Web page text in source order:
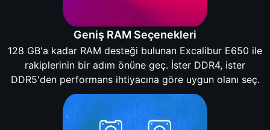
Geniş RAM Seçenekleri
128 GB'a kadar RAM desteği bulunan Excalibur E650 ile
rakiplerinin bir adım önüne geç. İster DDR4, ister
DDR5'den performans ihtiyacına göre uygun olanı seç.